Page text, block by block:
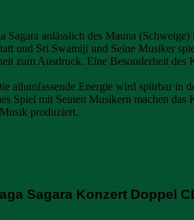
anlässlich des Mauna (Schweige)
und Sri Swamiji und Seine Musiker
zum Ausdruck. Eine Besonderheit
allumfassende Energie wird spürbar
Spiel mit Seinen Musikern machen
produziert.
Sagara Konzert Doppel